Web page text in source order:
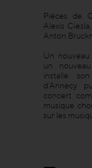
Pièces de
Alexis
Anton
Un
un
installe
d’Annecy
concert
musique
sur les